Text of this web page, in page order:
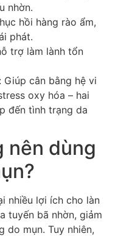
nhờn.
hồi hàng rào ẩm,
phát.
trợ làm lành tổn
cân bằng hệ vi
oxy hóa – hai
đến tình trạng da
nên dùng
nhiều lợi ích cho làn
tuyến bã nhờn, giảm
do mụn. Tuy nhiên,